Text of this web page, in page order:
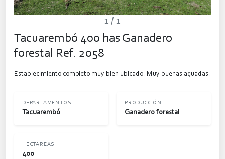
1 / 1
Tacuarembó 400 has Ganadero
forestal Ref. 2058
Establecimiento completo muy bien ubicado. Muy buenas aguadas.
DEPARTAMENTOS
Tacuarembó
PRODUCCIÓN
Ganadero forestal
HECTAREAS
400